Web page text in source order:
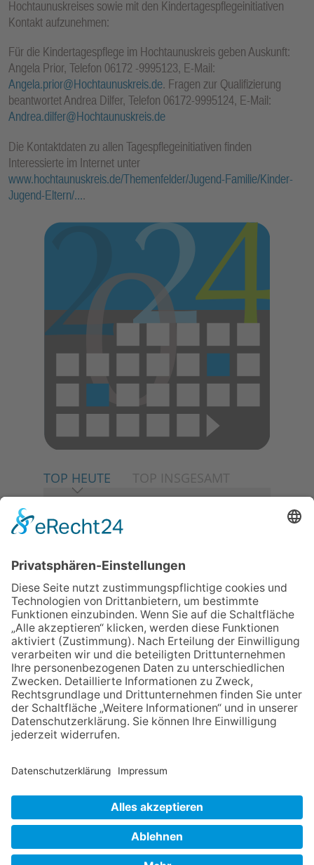
Hochtaunuskreises sowie mit den Kindertagespflegeinitiativen
Kontakt aufzunehmen:
Für die Kindertagespflege im Hochtaunuskreis geben Auskunft:
Angela Prior, Telefon 06172 -9995123, E-Mail:
Angela.prior@Hochtaunuskreis.de. Fragen zur Qualifizierung
beantwortet Andrea Dilfer, Telefon 06172-9995124, E-Mail:
Andrea.dilfer@Hochtaunuskreis.de
Die Kontaktdaten zu allen Tagespflegeinitiativen finden
Interessierte im Internet unter
www.hochtaunuskreis.de/Themenfelder/Jugend-Familie/Kinder-
Jugend-Eltern/....
TOP HEUTE TOP INSGESAMT
30.07.2026
Ganz Niederhöchstadt wird zur
Festmeile
06.08.2026
Baustellenführung führt auch in
die Zukunft der Stadt
Königstein
06.08.2026
Klinikforum zum Thema
Karpaltunnelsyndrom
06.08.2026
Gewinnspiel zum Start ins
Schuljahr
NACH OBEN
Datenschutz Netiquette